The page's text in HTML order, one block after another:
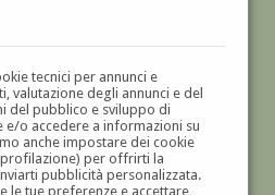
tecnici per annunci e
valutazione degli annunci e del
del pubblico e sviluppo di
o accedere a informazioni su
anche impostare dei cookie
per offrirti la
pubblicità personalizzata.
le tue preferenze e accettare,
GALLERIAD'ARTE
'800 E '900